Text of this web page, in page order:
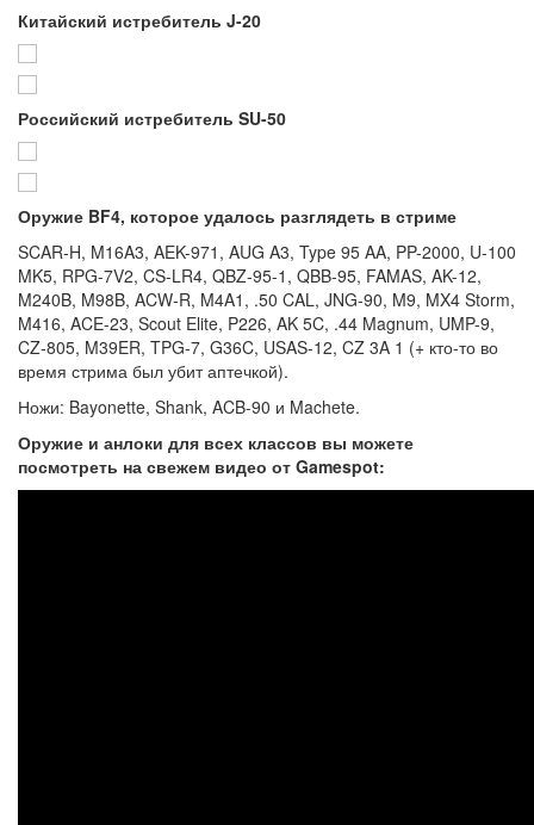
Китайский истребитель J-20
Российский истребитель SU-50
Оружие BF4, которое удалось разглядеть в стриме
SCAR-H, M16A3, AEK-971, AUG A3, Type 95 AA, PP-2000, U-100
MK5, RPG-7V2, CS-LR4, QBZ-95-1, QBB-95, FAMAS, AK-12,
M240B, M98B, ACW-R, M4A1, .50 CAL, JNG-90, M9, MX4 Storm,
M416, ACE-23, Scout Elite, P226, AK 5C, .44 Magnum, UMP-9,
CZ-805, M39ER, TPG-7, G36C, USAS-12, CZ 3A 1 (+ кто-то во
время стрима был убит аптечкой).
Ножи: Bayonette, Shank, ACB-90 и Machete.
Оружие и анлоки для всех классов вы можете
посмотреть на свежем видео от Gamespot: